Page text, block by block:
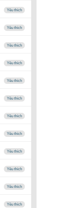
Yêu thích
Yêu thích
Yêu thích
Yêu thích
Yêu thích
Yêu thích
Yêu thích
Yêu thích
Yêu thích
Yêu thích
Yêu thích
Yêu thích